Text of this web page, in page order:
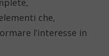
che,
l’interesse in